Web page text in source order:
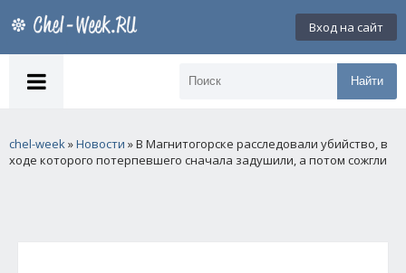
Вход на сайт
Найти
chel-week»Новости » В Магнитогорске расследовали убийство, в
ходе которого потерпевшего сначала задушили, а потом сожгли